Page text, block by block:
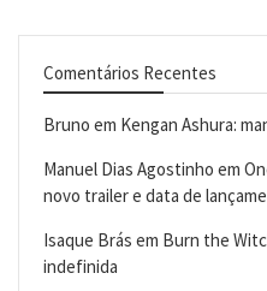
Comentários Recentes
Bruno em Kengan Ashura:
Manuel Dias Agostinho em
novo trailer e data de
Isaque Brás em Burn the
indefinida